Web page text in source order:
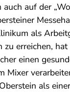
auf der
als
erreichen,
einen
Mixer
als